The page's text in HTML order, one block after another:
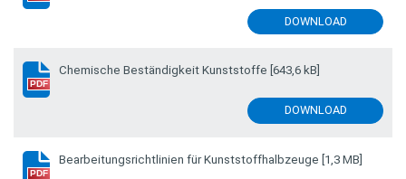
DOWNLOAD
PDF
Chemische Beständigkeit Kunststoffe [643,6 kB]
DOWNLOAD
PDF
Bearbeitungsrichtlinien für Kunststoffhalbzeuge [1,3 MB]